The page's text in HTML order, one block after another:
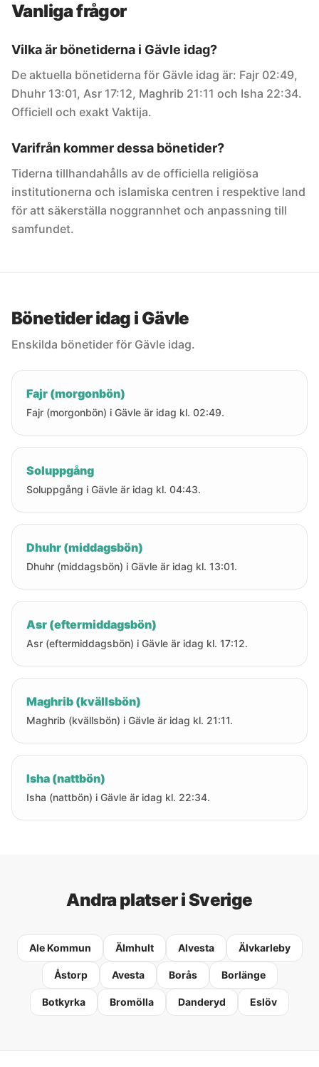
Vanliga frågor
Vilka är bönetiderna i Gävle idag?
De aktuella bönetiderna för Gävle idag är: Fajr 02:49,
Dhuhr 13:01, Asr 17:12, Maghrib 21:11 och Isha 22:34.
Officiell och exakt Vaktija.
Varifrån kommer dessa bönetider?
Tiderna tillhandahålls av de officiella religiösa
institutionerna och islamiska centren i respektive land
för att säkerställa noggrannhet och anpassning till
samfundet.
Bönetider idag i Gävle
Enskilda bönetider för Gävle idag.
Fajr (morgonbön)
Fajr (morgonbön) i Gävle är idag kl. 02:49.
Soluppgång
Soluppgång i Gävle är idag kl. 04:43.
Dhuhr (middagsbön)
Dhuhr (middagsbön) i Gävle är idag kl. 13:01.
Asr (eftermiddagsbön)
Asr (eftermiddagsbön) i Gävle är idag kl. 17:12.
Maghrib (kvällsbön)
Maghrib (kvällsbön) i Gävle är idag kl. 21:11.
Isha (nattbön)
Isha (nattbön) i Gävle är idag kl. 22:34.
Andra platser i Sverige
Ale Kommun Älmhult Alvesta Älvkarleby
Åstorp Avesta Borås Borlänge
Botkyrka Bromölla Danderyd Eslöv